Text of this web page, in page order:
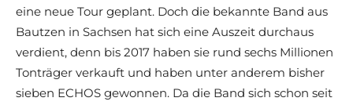
eine neue Tour geplant. Doch die bekannte Band aus
Bautzen in Sachsen hat sich eine Auszeit durchaus
verdient, denn bis 2017 haben sie rund sechs Millionen
Tonträger verkauft und haben unter anderem bisher
sieben ECHOS gewonnen. Da die Band sich schon seit